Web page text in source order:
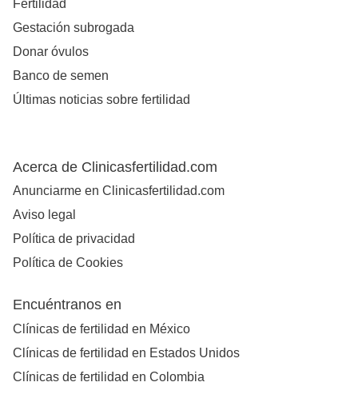
Fertilidad
Gestación subrogada
Donar óvulos
Banco de semen
Últimas noticias sobre fertilidad
Acerca de Clinicasfertilidad.com
Anunciarme en Clinicasfertilidad.com
Aviso legal
Política de privacidad
Política de Cookies
Encuéntranos en
Clínicas de fertilidad en México
Clínicas de fertilidad en Estados Unidos
Clínicas de fertilidad en Colombia